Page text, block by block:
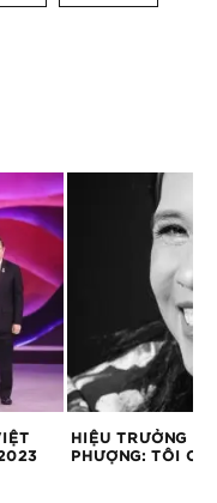
HIỆU TRƯỞNG
PHƯỢNG: TÔI